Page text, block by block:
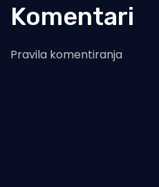
Komentari
Pravila komentiranja